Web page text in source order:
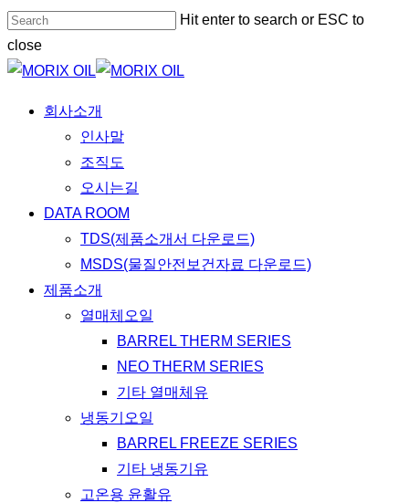
Skip
to
main
Hit enter to search or ESC to
close
Close
Menu
회사소개
인사말
조직도
오시는길
DATA ROOM
TDS(제품소개서 다운로드)
MSDS(물질안전보건자료 다운로드)
제품소개
열매체오일
BARREL THERM SERIES
NEO THERM SERIES
기타 열매체유
냉동기오일
BARREL FREEZE SERIES
기타 냉동기유
고온용 윤활유